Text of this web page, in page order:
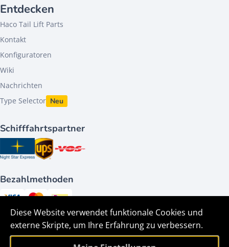
Diese Website verwendet funktionale Cookies und
externe Skripte, um Ihre Erfahrung zu verbessern.
Entdecken
Haco Tail Lift Parts
Kontakt
Konfiguratoren
Wiki
Nachrichten
Type Selector Neu
Schifffahrtspartner
Bezahlmethoden
Folge uns auf